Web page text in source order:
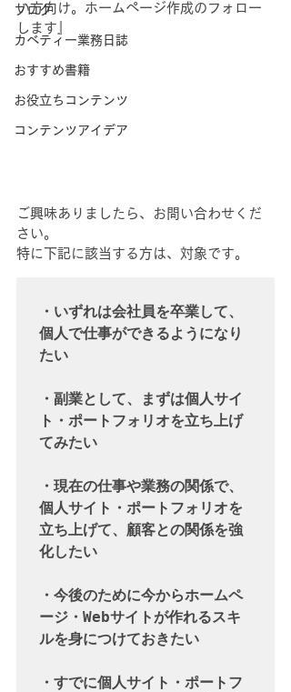
ブログ
カベティー業務日誌
おすすめ書籍
お役立ちコンテンツ
コンテンツアイデア
い方向け。ホームページ作成のフォロー
します』
ご興味ありましたら、お問い合わせくだ
さい。
特に下記に該当する方は、対象です。
・いずれは会社員を卒業して、
個人で仕事ができるようになり
たい
・副業として、まずは個人サイ
ト・ポートフォリオを立ち上げ
てみたい
・現在の仕事や業務の関係で、
個人サイト・ポートフォリオを
立ち上げて、顧客との関係を強
化したい
・今後のために今からホームペ
ージ・Webサイトが作れるスキ
ルを身につけておきたい
・すでに個人サイト・ポートフ